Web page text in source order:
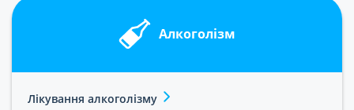
Алкоголізм
Лікування алкоголізму